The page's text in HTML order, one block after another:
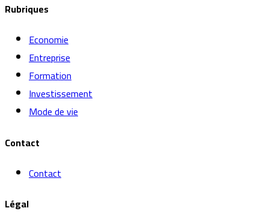
Rubriques
Economie
Entreprise
Formation
Investissement
Mode de vie
Contact
Contact
Légal